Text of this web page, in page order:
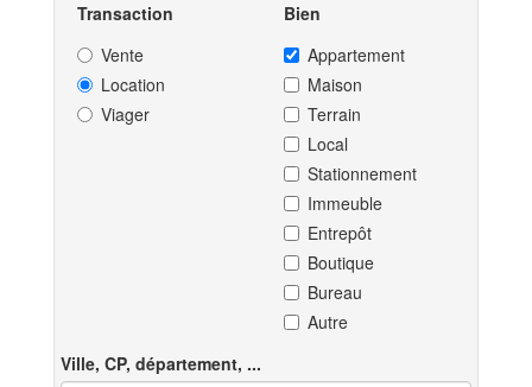
Transaction
Vente
Location
Viager
Bien
Appartement
Maison
Terrain
Local
Stationnement
Immeuble
Entrepôt
Boutique
Bureau
Autre
Ville, CP, département, ...